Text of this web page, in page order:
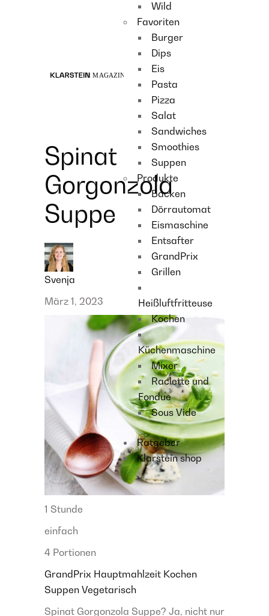
Wild
Favoriten
Burger
Dips
Eis
Pasta
Pizza
Salat
Sandwiches
Smoothies
Suppen
Produkte
Backen
Dörrautomat
Eismaschine
Entsafter
GrandPrix
Grillen
Heißluftfritteuse
Kochen
Küchenmaschine
Mixer
Raclette und
Fondue
Sous Vide
Ratgeber
Klarstein shop
Spinat
Gorgonzola
Suppe
Svenja
März 1, 2023
1 Stunde
einfach
4 Portionen
GrandPrix Hauptmahlzeit Kochen
Suppen Vegetarisch
Spinat Gorgonzola Suppe? Ja, nicht nur